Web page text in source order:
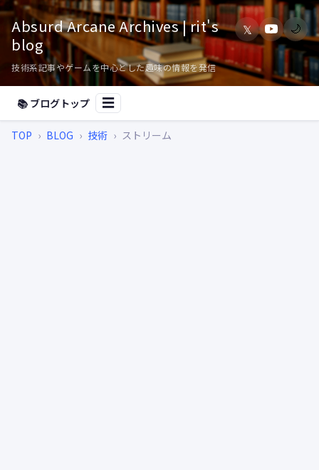
Absurd Arcane Archives | rit's
blog
技術系記事やゲームを中心とした趣味の情報を発信
𝕏 🌙
📚 ブログトップ ☰
TOP › BLOG › 技術 › ストリーム